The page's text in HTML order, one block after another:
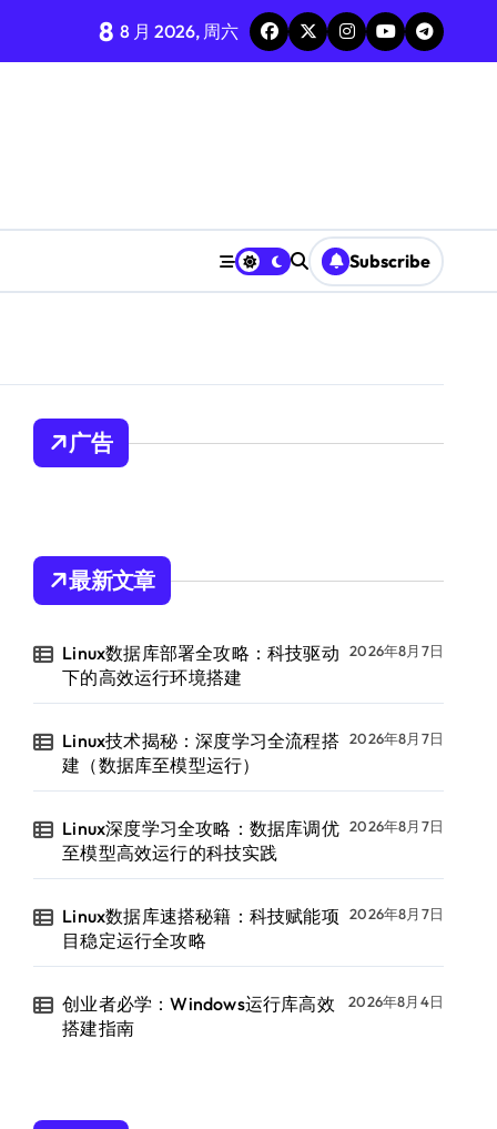
8 8 月 2026, 周六
Subscribe
广告
最新文章
Linux数据库部署全攻略：科技驱动
下的高效运行环境搭建
2026年8月7日
Linux技术揭秘：深度学习全流程搭
建（数据库至模型运行）
2026年8月7日
Linux深度学习全攻略：数据库调优
至模型高效运行的科技实践
2026年8月7日
Linux数据库速搭秘籍：科技赋能项
目稳定运行全攻略
2026年8月7日
创业者必学：Windows运行库高效
搭建指南
2026年8月4日